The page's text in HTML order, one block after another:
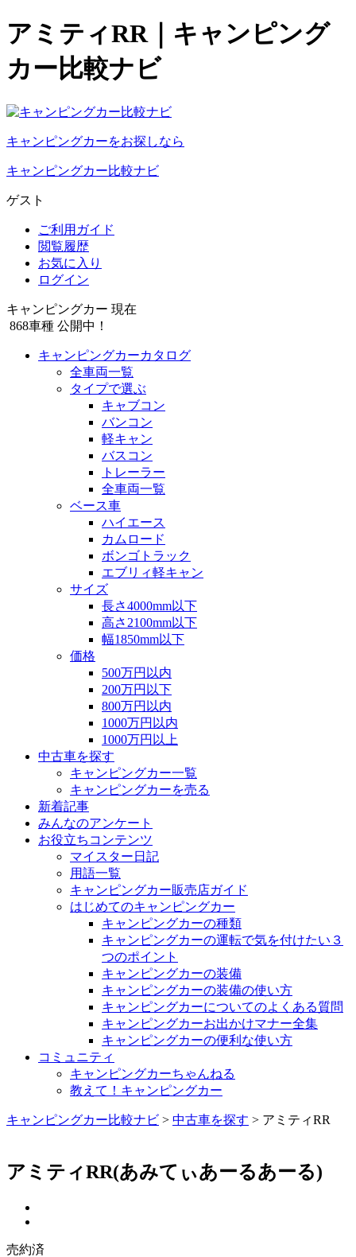
アミティRR｜キャンピング
カー比較ナビ
キャンピングカーをお探しなら
キャンピングカー比較ナビ
ゲスト
ご利用ガイド
閲覧履歴
お気に入り
ログイン
キャンピングカー 現在
868車種 公開中！
キャンピングカーカタログ
全車両一覧
タイプで選ぶ
キャブコン
バンコン
軽キャン
バスコン
トレーラー
全車両一覧
ベース車
ハイエース
カムロード
ボンゴトラック
エブリィ軽キャン
サイズ
長さ4000mm以下
高さ2100mm以下
幅1850mm以下
価格
500万円以内
200万円以下
800万円以内
1000万円以内
1000万円以上
中古車を探す
キャンピングカー一覧
キャンピングカーを売る
新着記事
みんなのアンケート
お役立ちコンテンツ
マイスター日記
用語一覧
キャンピングカー販売店ガイド
はじめてのキャンピングカー
キャンピングカーの種類
キャンピングカーの運転で気を付けたい３
つのポイント
キャンピングカーの装備
キャンピングカーの装備の使い方
キャンピングカーについてのよくある質問
キャンピングカーお出かけマナー全集
キャンピングカーの便利な使い方
コミュニティ
キャンピングカーちゃんねる
教えて！キャンピングカー
キャンピングカー比較ナビ > 中古車を探す > アミティRR
アミティRR(あみてぃあーるあーる)
売約済